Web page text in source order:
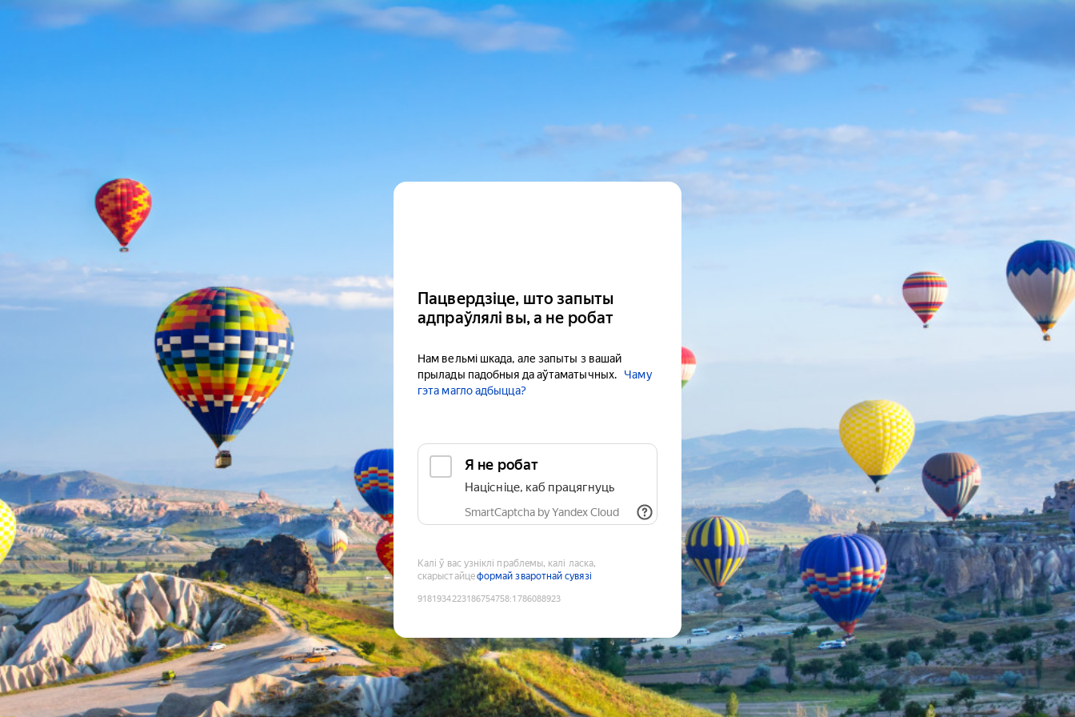
Пацвердзіце, што запыты
адпраўлялі вы, а не робат
Нам вельмі шкада, але запыты з вашай
прылады падобныя да аўтаматычных.
Чаму
гэта магло адбыцца?
Я не робат
Націсніце, каб працягнуць
SmartCaptcha by Yandex Cloud
Калі ў вас узніклі праблемы, калі ласка,
скарыстайцеформай зваротнай сувязі
9181934223186754758:1786088923